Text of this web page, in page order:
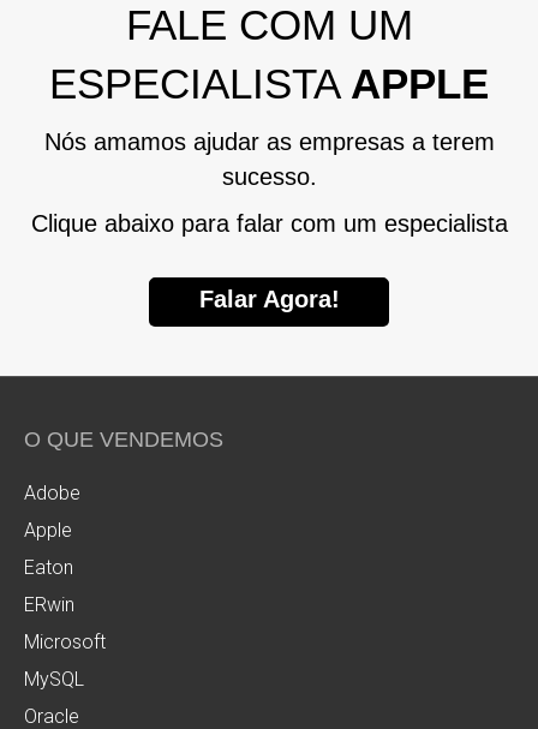
FALE COM UM
ESPECIALISTA APPLE
Nós amamos ajudar as empresas a terem
sucesso.
Clique abaixo para falar com um especialista
Falar Agora!
O QUE VENDEMOS
Adobe
Apple
Eaton
ERwin
Microsoft
MySQL
Oracle